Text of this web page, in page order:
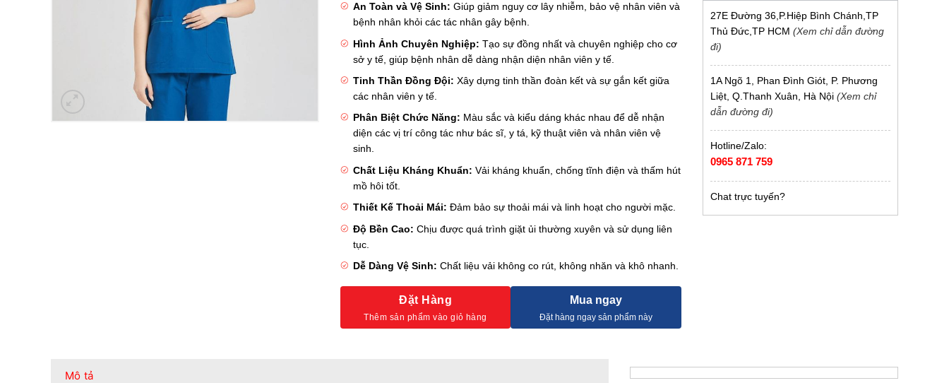
An Toàn và Vệ Sinh: Giúp giảm nguy cơ lây nhiễm, bảo vệ nhân viên và
bệnh nhân khỏi các tác nhân gây bệnh.
Hình Ảnh Chuyên Nghiệp: Tạo sự đồng nhất và chuyên nghiệp cho cơ
sở y tế, giúp bệnh nhân dễ dàng nhận diện nhân viên y tế.
Tinh Thần Đồng Đội: Xây dựng tinh thần đoàn kết và sự gắn kết giữa
các nhân viên y tế.
Phân Biệt Chức Năng: Màu sắc và kiểu dáng khác nhau để dễ nhận
diện các vị trí công tác như bác sĩ, y tá, kỹ thuật viên và nhân viên vệ
sinh.
Chất Liệu Kháng Khuẩn: Vải kháng khuẩn, chống tĩnh điện và thấm hút
mồ hôi tốt.
Thiết Kế Thoải Mái: Đảm bảo sự thoải mái và linh hoạt cho người mặc.
Độ Bền Cao: Chịu được quá trình giặt ủi thường xuyên và sử dụng liên
tục.
Dễ Dàng Vệ Sinh: Chất liệu vải không co rút, không nhăn và khô nhanh.
Đặt Hàng Mua ngay
27E Đường 36,P.Hiệp Bình Chánh,TP
Thủ Đức,TP HCM (Xem chỉ dẫn đường
đi)
1A Ngõ 1, Phan Đình Giót, P. Phương
Liệt, Q.Thanh Xuân, Hà Nội (Xem chỉ
dẫn đường đi)
Hotline/Zalo:
0965 871 759
Chat trực tuyến?
Mô tả